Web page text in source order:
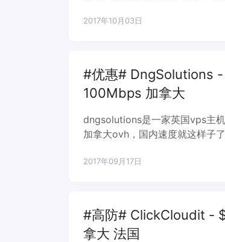
2017年10月03日
#优惠# DngSolutions
100Mbps 加拿大
dngsolutions是一家英国vps主
加拿大ovh，国内速度就这样子
2017年09月17日
#高防# ClickCloudit -
拿大 法国